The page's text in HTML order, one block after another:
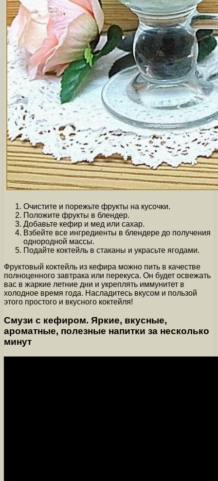
Очистите и порежьте фрукты на кусочки.
Положите фрукты в блендер.
Добавьте кефир и мед или сахар.
Взбейте все ингредиенты в блендере до получения
однородной массы.
Подайте коктейль в стаканы и украсьте ягодами.
Фруктовый коктейль из кефира можно пить в качестве
полноценного завтрака или перекуса. Он будет освежать
вас в жаркие летние дни и укреплять иммунитет в
холодное время года. Насладитесь вкусом и пользой
этого простого и вкусного коктейля!
Смузи с кефиром. Яркие, вкусные,
ароматные, полезные напитки за несколько
минут